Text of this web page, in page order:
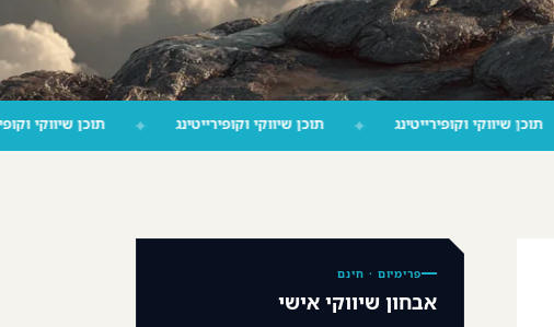
✦ תוכן שיווקי וקופירייטינג ✦ תוכן שיווקי וקופירייטינג ✦ תוכן
פרימיום · חינם
אבחון שיווקי אישי